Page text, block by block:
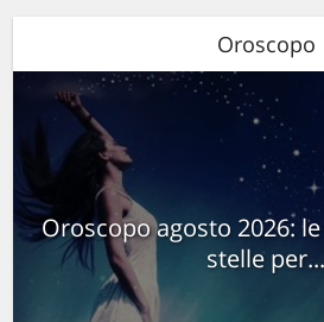
Oroscopo
Oroscopo agosto 2026:
stelle per...